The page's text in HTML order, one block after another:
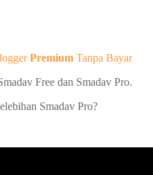
Premium Tanpa Bayar
Free dan Smadav Pro.
Smadav Pro?